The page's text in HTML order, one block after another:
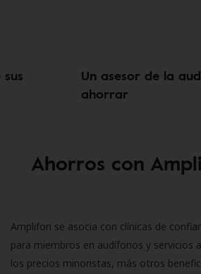
Un asesor de la
ahorrar
Ahorros con
Amplifon se asocia con clínicas de
para miembros en audífonos y servicios
los precios minoristas, más otros